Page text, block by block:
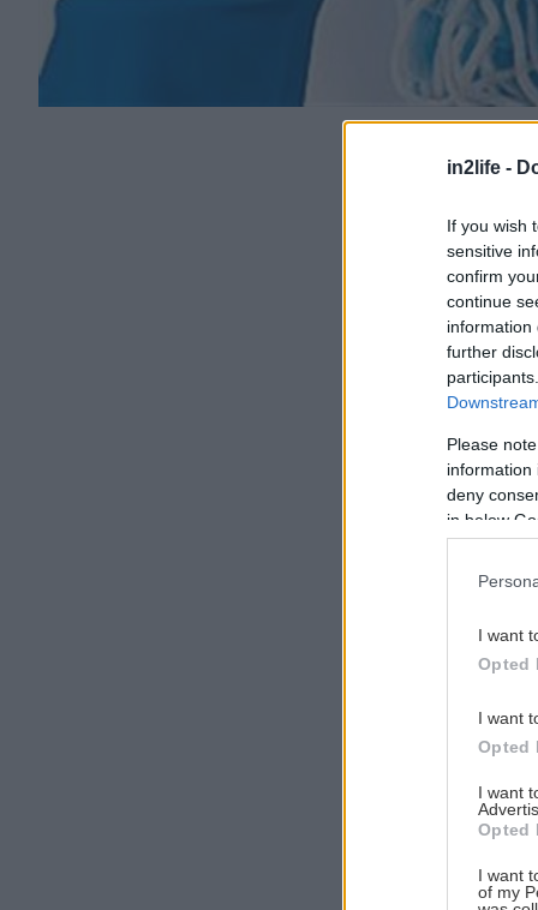
in2life -
If you wish
sensitive
confirm
continue
information
further
Please
information
deny
in below
I want
Opted
I want
Opted
I want
Opted
I want
of my